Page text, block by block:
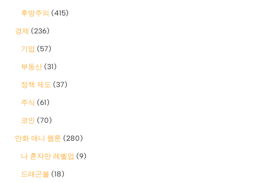
후방주의 (415)
경제 (236)
기업 (57)
부동산 (31)
정책 제도 (37)
주식 (61)
코인 (70)
만화 애니 웹툰 (280)
나 혼자만 레벨업 (9)
드래곤볼 (18)